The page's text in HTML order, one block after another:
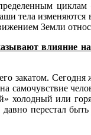
тела
Земли
влияние на
закатом.
самочувствие
холодный или
перестал